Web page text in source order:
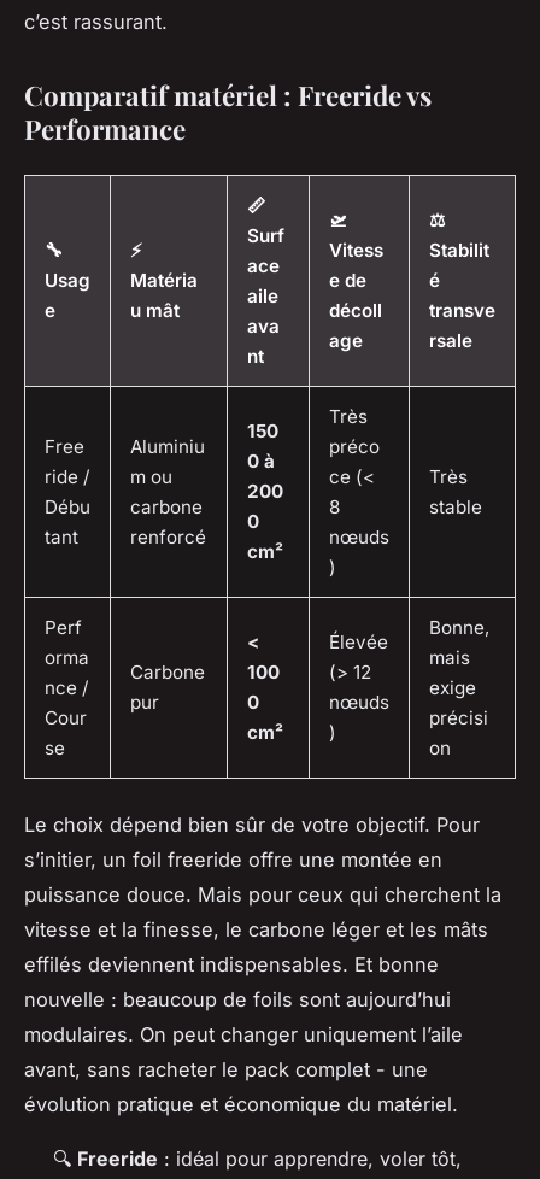
c’est rassurant.
Comparatif matériel : Freeride vs
Performance
🔧
Usag
e
⚡
Matéria
u mât
📏
Surf
ace
aile
ava
nt
🛫
Vitess
e de
décoll
age
⚖️
Stabilit
é
transve
rsale
Free
ride /
Débu
tant
Aluminiu
m ou
carbone
renforcé
150
0 à
200
0
cm²
Très
préco
ce (<
8
nœuds
)
Très
stable
Perf
orma
nce /
Cour
se
Carbone
pur
<
100
0
cm²
Élevée
(> 12
nœuds
)
Bonne,
mais
exige
précisi
on
Le choix dépend bien sûr de votre objectif. Pour
s’initier, un foil freeride offre une montée en
puissance douce. Mais pour ceux qui cherchent la
vitesse et la finesse, le carbone léger et les mâts
effilés deviennent indispensables. Et bonne
nouvelle : beaucoup de foils sont aujourd’hui
modulaires. On peut changer uniquement l’aile
avant, sans racheter le pack complet - une
évolution pratique et économique du matériel.
🔍 Freeride : idéal pour apprendre, voler tôt,